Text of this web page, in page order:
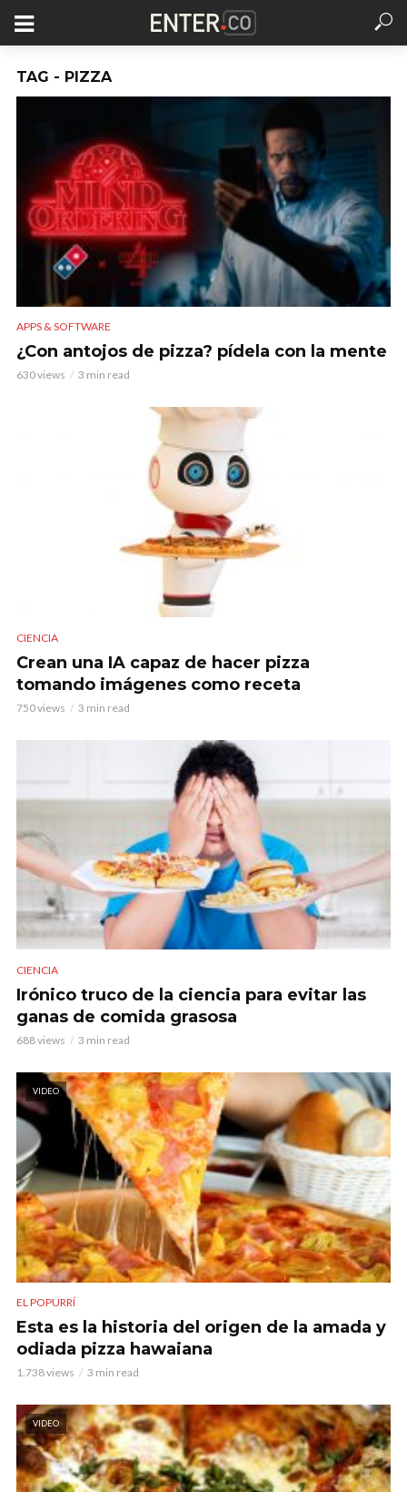
TAG - PIZZA
APPS & SOFTWARE
¿Con antojos de pizza? pídela con la mente
630 views 3 min read
CIENCIA
Crean una IA capaz de hacer pizza
tomando imágenes como receta
750 views 3 min read
CIENCIA
Irónico truco de la ciencia para evitar las
ganas de comida grasosa
688 views 3 min read
VIDEO
EL POPURRÍ
Esta es la historia del origen de la amada y
odiada pizza hawaiana
1.738 views 3 min read
VIDEO